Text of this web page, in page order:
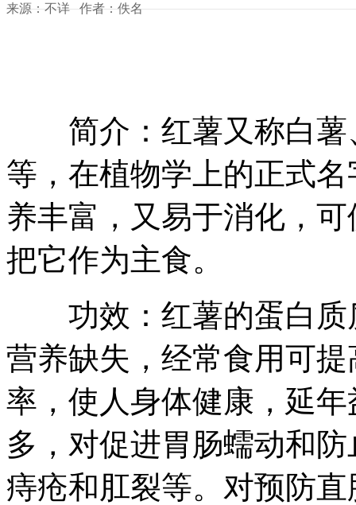
来源：不详 作者：佚名
简介：红薯又称白薯
等，在植物学上的正式
养丰富，又易于消化，
把它作为主食。
功效：红薯的蛋白质
营养缺失，经常食用可
率，使人身体健康，延
多，对促进胃肠蠕动和
痔疮和肛裂等。对预防